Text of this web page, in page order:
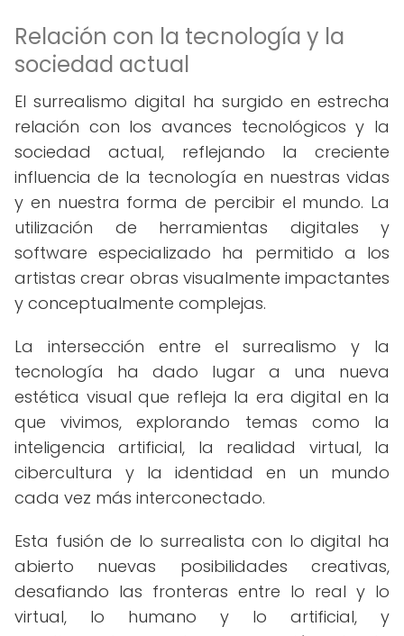
Relación con la tecnología y la
sociedad actual
El surrealismo digital ha surgido en estrecha
relación con los avances tecnológicos y la
sociedad actual, reflejando la creciente
influencia de la tecnología en nuestras vidas
y en nuestra forma de percibir el mundo. La
utilización de herramientas digitales y
software especializado ha permitido a los
artistas crear obras visualmente impactantes
y conceptualmente complejas.
La intersección entre el surrealismo y la
tecnología ha dado lugar a una nueva
estética visual que refleja la era digital en la
que vivimos, explorando temas como la
inteligencia artificial, la realidad virtual, la
cibercultura y la identidad en un mundo
cada vez más interconectado.
Esta fusión de lo surrealista con lo digital ha
abierto nuevas posibilidades creativas,
desafiando las fronteras entre lo real y lo
virtual, lo humano y lo artificial, y